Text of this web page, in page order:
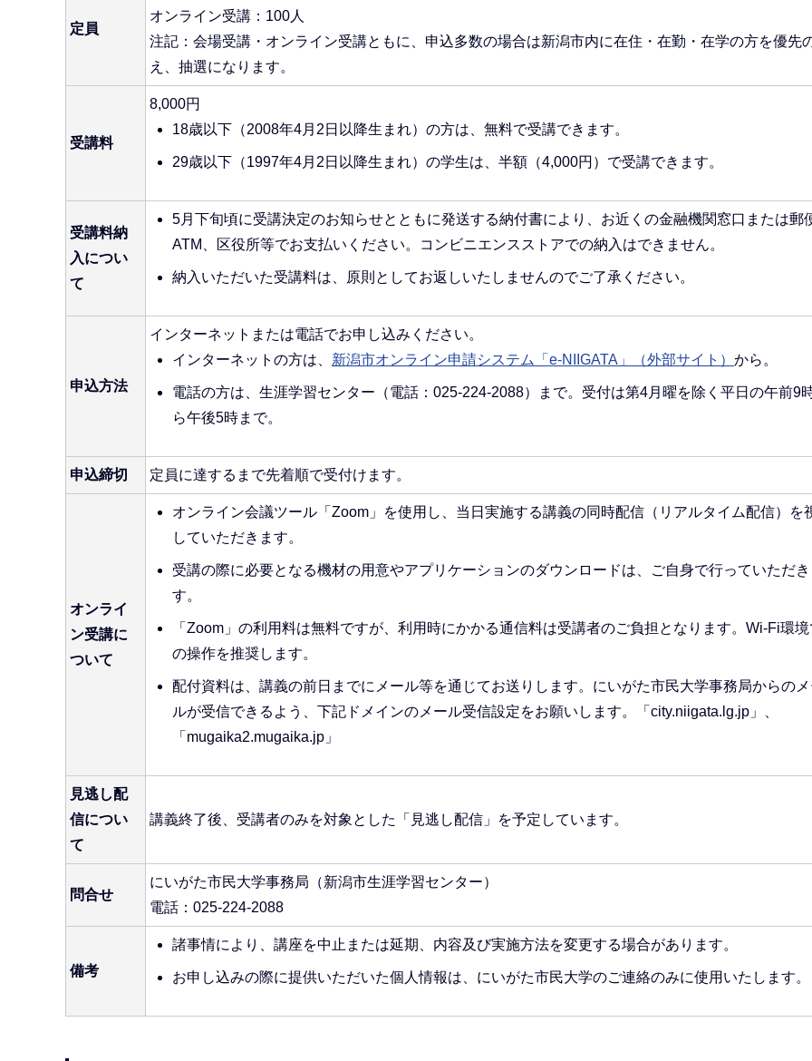
定員
オンライン受講：100人
注記：会場受講・オンライン受講ともに、申込多数の場合は新潟市内に在住・在勤・在学の方を優先
え、抽選になります。
受講料
8,000円
18歳以下（2008年4月2日以降生まれ）の方は、無料で受講できます。
29歳以下（1997年4月2日以降生まれ）の学生は、半額（4,000円）で受講できます。
受講料納
入につい
て
5月下旬頃に受講決定のお知らせとともに発送する納付書により、お近くの金融機関窓口または郵
ATM、区役所等でお支払いください。コンビニエンスストアでの納入はできません。
納入いただいた受講料は、原則としてお返しいたしませんのでご了承ください。
申込方法
インターネットまたは電話でお申し込みください。
インターネットの方は、 新潟市オンライン申請システム「e-NIIGATA」（外部サイト） から。
電話の方は、生涯学習センター（電話：025-224-2088）まで。受付は第4月曜を除く平日の午前9
ら午後5時まで。
申込締切 定員に達するまで先着順で受付けます。
オンライ
ン受講に
ついて
オンライン会議ツール「Zoom」を使用し、当日実施する講義の同時配信（リアルタイム配信）を
していただきます。
受講の際に必要となる機材の用意やアプリケーションのダウンロードは、ご自身で行っていただき
す。
「Zoom」の利用料は無料ですが、利用時にかかる通信料は受講者のご負担となります。Wi-Fi環境
の操作を推奨します。
配付資料は、講義の前日までにメール等を通じてお送りします。にいがた市民大学事務局からのメ
ルが受信できるよう、下記ドメインのメール受信設定をお願いします。「city.niigata.lg.jp」、
「mugaika2.mugaika.jp」
見逃し配
信につい
て
講義終了後、受講者のみを対象とした「見逃し配信」を予定しています。
問合せ
にいがた市民大学事務局（新潟市生涯学習センター）
電話：025-224-2088
備考
諸事情により、講座を中止または延期、内容及び実施方法を変更する場合があります。
お申し込みの際に提供いただいた個人情報は、にいがた市民大学のご連絡のみに使用いたします。